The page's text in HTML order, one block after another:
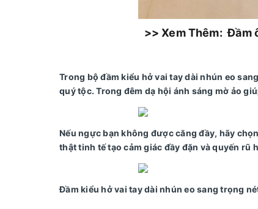
>> Xem Thêm: Đầm
Trong bộ đầm kiểu hở vai tay dài nhún eo
quý tộc. Trong đêm dạ hội ánh sáng mờ ảo
Nếu ngực bạn không được căng đầy, hãy
thật tinh tế tạo cảm giác đầy đặn và quyến rũ
Đầm kiểu hở vai tay dài nhún eo sang trọng